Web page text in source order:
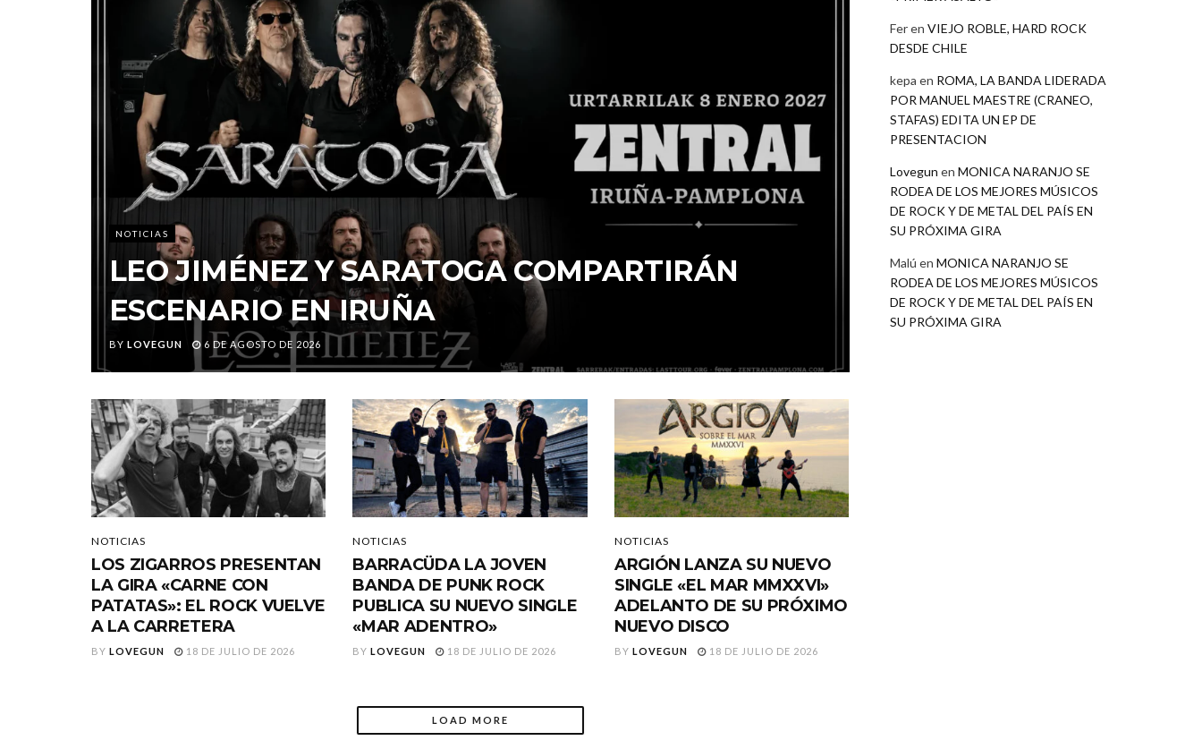
NOTICIAS
LEO JIMÉNEZ Y SARATOGA COMPARTIRÁN
ESCENARIO EN IRUÑA
BY LOVEGUN 6 DE AGOSTO DE 2026
NOTICIAS
LOS ZIGARROS PRESENTAN
LA GIRA «CARNE CON
PATATAS»: EL ROCK VUELVE
A LA CARRETERA
BY LOVEGUN 18 DE JULIO DE 2026
NOTICIAS
BARRACÜDA LA JOVEN
BANDA DE PUNK ROCK
PUBLICA SU NUEVO SINGLE
«MAR ADENTRO»
BY LOVEGUN 18 DE JULIO DE 2026
NOTICIAS
ARGIÓN LANZA SU NUEVO
SINGLE «EL MAR MMXXVI»
ADELANTO DE SU PRÓXIMO
NUEVO DISCO
BY LOVEGUN 18 DE JULIO DE 2026
LOAD MORE
Feren VIEJO ROBLE, HARD ROCK
DESDE CHILE
kepa en ROMA, LA BANDA LIDERADA
POR MANUEL MAESTRE (CRANEO,
STAFAS) EDITA UN EP DE
PRESENTACION
Lovegun en MONICA NARANJO SE
RODEA DE LOS MEJORES MÚSICOS
DE ROCK Y DE METAL DEL PAÍS EN
SU PRÓXIMA GIRA
Malú en MONICA NARANJO SE
RODEA DE LOS MEJORES MÚSICOS
DE ROCK Y DE METAL DEL PAÍS EN
SU PRÓXIMA GIRA